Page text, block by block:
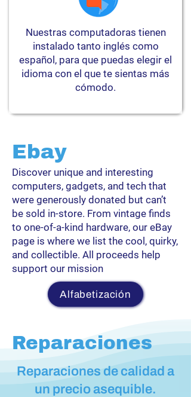
Nuestras computadoras tienen
instalado tanto inglés como
español, para que puedas elegir el
idioma con el que te sientas más
cómodo.
Ebay
Discover unique and interesting
computers, gadgets, and tech that
were generously donated but can’t
be sold in-store. From vintage finds
to one-of-a-kind hardware, our eBay
page is where we list the cool, quirky,
and collectible. All proceeds help
support our mission
Alfabetización
Reparaciones
Reparaciones de calidad a
un precio asequible.